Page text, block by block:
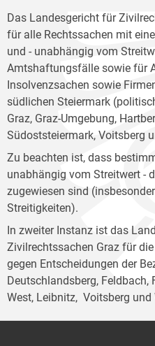
Das Landesgericht für
für alle Rechtssachen mit
und - unabhängig vom
Amtshaftungsfälle sowie für
Insolvenzsachen sowie
südlichen Steiermark
Graz, Graz-Umgebung,
Südoststeiermark, Voitsberg
Zu beachten ist, dass
unabhängig vom Streitwert -
zugewiesen sind
Streitigkeiten).
In zweiter Instanz ist das
Zivilrechtssachen Graz für
gegen Entscheidungen der
Deutschlandsberg, Feldbach,
West, Leibnitz, Voitsberg und